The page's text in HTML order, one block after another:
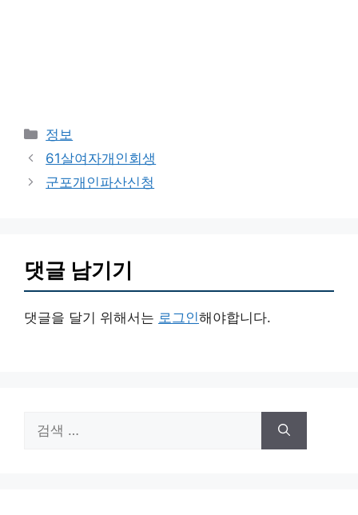
카
테
리
정보
61살여자개인회생
군포개인파산신청
댓글 남기기
댓글을 달기 위해서는 로그인해야합니다.
색: